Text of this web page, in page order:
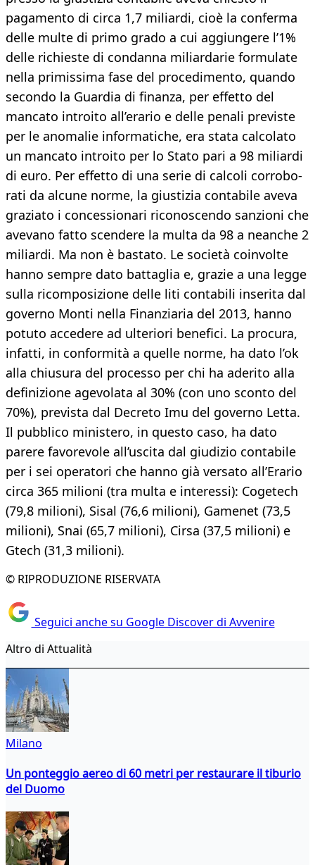
pagamento di circa 1,7 miliardi, cioè la conferma
delle multe di pri­mo grado a cui aggiungere l’1%
delle ri­chieste di condanna miliardarie formulate
nella primissima fase del procedimento, quando
secondo la Guardia di finanza, per effetto del
mancato introito all’erario e del­le penali previste
per le anomalie informa­tiche, era stata calcolato
un mancato in­troito per lo Stato pari a 98 miliardi
di euro. Per effetto di una serie di calcoli corrobo­
rati da alcune norme, la giustizia contabile aveva
graziato i concessionari riconoscen­do sanzioni che
avevano fatto scendere la multa da 98 a neanche 2
miliardi. Ma non è bastato. Le società coinvolte
han­no sempre dato battaglia e, grazie a una leg­ge
sulla ricomposizione delle liti contabili inserita dal
governo Monti nella Finanzia­ria del 2013, hanno
potuto accedere ad ul­teriori benefici. La procura,
infatti, in conformità a quelle norme, ha dato l’ok
al­la chiusura del processo per chi ha aderito alla
definizione agevolata al 30% (con uno sconto del
70%), prevista dal Decreto Imu del governo Letta.
Il pubblico ministero, in questo caso, ha dato
parere favorevole all’u­scita dal giudizio contabile
per i sei opera­tori che hanno già versato all’Erario
circa 365 milioni (tra multa e interessi): Cogete­ch
(79,8 milioni), Sisal (76,6 milioni), Ga­menet (73,5
milioni), Snai (65,7 milioni), Cirsa (37,5 milioni) e
Gtech (31,3 milioni).
© RIPRODUZIONE RISERVATA
Seguici anche su Google Discover di Avvenire
Altro di Attualità
Milano
Un ponteggio aereo di 60 metri per restaurare il tiburio
del Duomo